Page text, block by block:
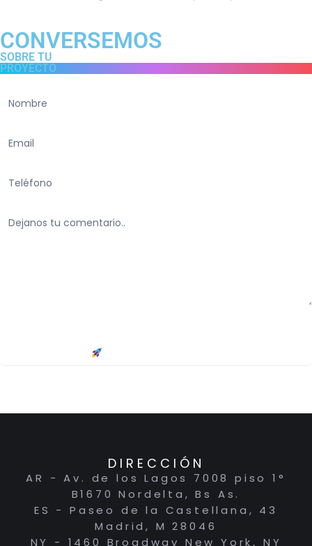
CONVERSEMOS
SOBRE TU
PROYECTO
Contacto
DIRECCIÓN
AR - Av. de los Lagos 7008 piso 1°
B1670 Nordelta, Bs As.
ES - Paseo de la Castellana, 43
Madrid, M 28046
NY - 1460 Broadway New York, NY